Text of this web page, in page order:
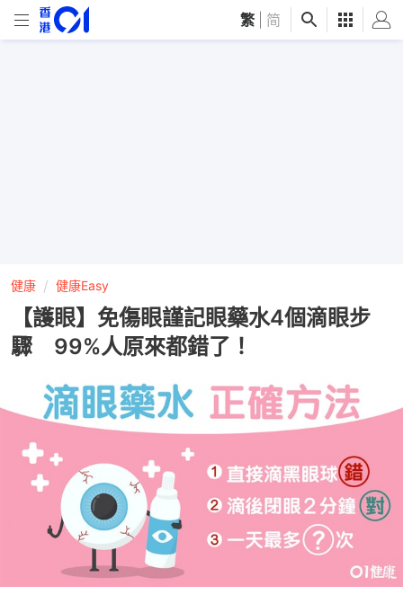
繁 简
健康 健康Easy
【護眼】免傷眼謹記眼藥水4個滴眼步
驟 99%人原來都錯了！